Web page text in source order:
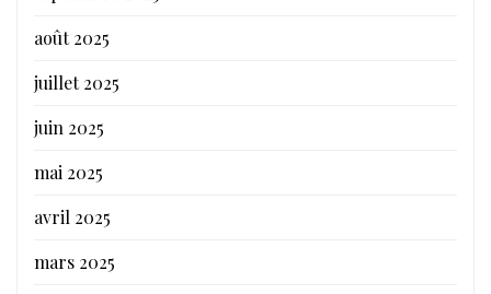
août 2025
juillet 2025
juin 2025
mai 2025
avril 2025
mars 2025